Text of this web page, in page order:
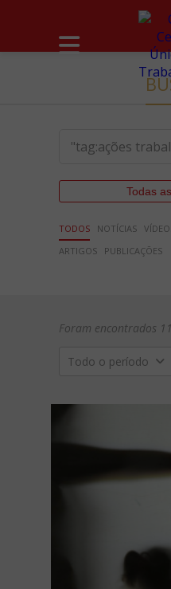
Todas
TODOS NOTÍCIAS
ARTIGOS
PUBLICAÇÕES
Foram encontrados
Todo o período